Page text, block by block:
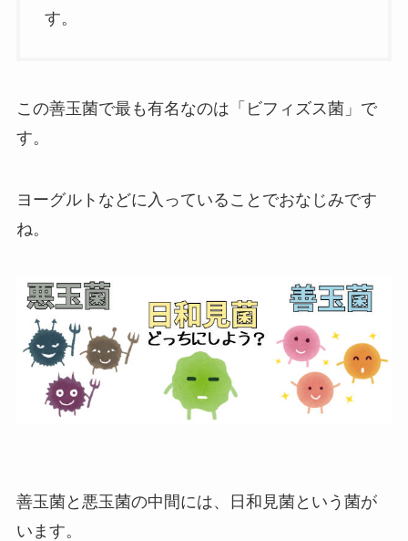
す。
この善玉菌で最も有名なのは「ビフィズス菌」で
す。
ヨーグルトなどに入っていることでおなじみです
ね。
善玉菌と悪玉菌の中間には、日和見菌という菌が
います。